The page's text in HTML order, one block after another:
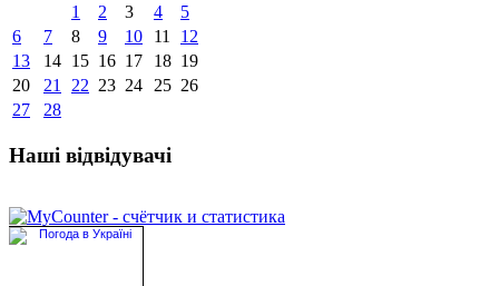
1
2 3 4
5
6
7 8 9 10 11
12
13
14 15 16 17 18 19
20
21 22 23 24 25 26
27
28
Наші відвідувачі